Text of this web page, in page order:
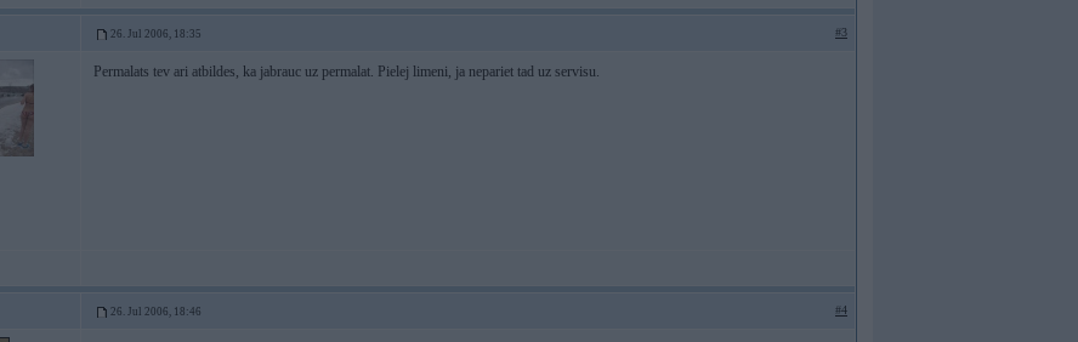
26. Jul 2006, 18:35 #3
Permalats tev ari atbildes, ka jabrauc uz permalat. Pielej limeni, ja nepariet tad uz servisu.
26. Jul 2006, 18:46 #4